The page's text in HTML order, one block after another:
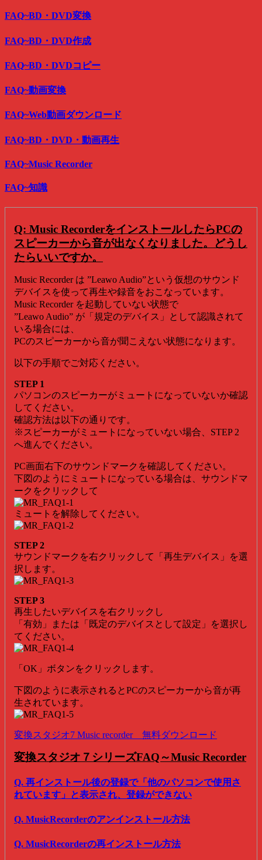
FAQ~BD・DVD変換
FAQ~BD・DVD作成
FAQ~BD・DVDコピー
FAQ~動画変換
FAQ~Web動画ダウンロード
FAQ~BD・DVD・動画再生
FAQ~Music Recorder
FAQ~知識
Q: Music RecorderをインストールしたらPCの
スピーカーから音が出なくなりました。どうし
たらいいですか。
Music Recorder は ”Leawo Audio”という仮想のサウンド
デバイスを使って再生や録音をおこなっています。
Music Recorder を起動していない状態で
”Leawo Audio” が「規定のデバイス」として認識されて
いる場合には、
PCのスピーカーから音が聞こえない状態になります。
以下の手順でご対応ください。
STEP 1
パソコンのスピーカーがミュートになっていないか確認
してください。
確認方法は以下の通りです。
※スピーカーがミュートになっていない場合、STEP 2
へ進んでください。
PC画面右下のサウンドマークを確認してください。
下図のようにミュートになっている場合は、サウンドマ
ークをクリックして
ミュートを解除してください。
STEP 2
サウンドマークを右クリックして「再生デバイス」を選
択します。
STEP 3
再生したいデバイスを右クリックし
「有効」または「既定のデバイスとして設定」を選択し
てください。
「OK」ボタンをクリックします。
下図のように表示されるとPCのスピーカーから音が再
生されています。
変換スタジオ7 Music recorder 無料ダウンロード
変換スタジオ７シリーズFAQ～Music Recorder
Q. 再インストール後の登録で「他のパソコンで使用さ
れています」と表示され、登録ができない
Q. MusicRecorderのアンインストール方法
Q. MusicRecorderの再インストール方法